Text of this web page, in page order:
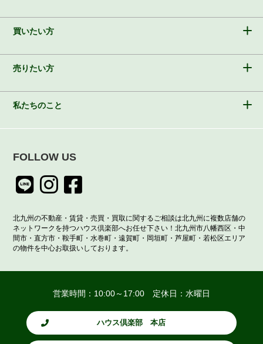
買いたい方
売りたい方
私たちのこと
FOLLOW US
北九州の不動産・賃貸・売買・買取に関するご相談は北九州に複数店舗の
ネットワークを持つハウス倶楽部へお任せ下さい！北九州市八幡西区・中
間市・直方市・鞍手町・水巻町・遠賀町・岡垣町・芦屋町・若松区エリア
の物件を中心お取扱いしております。
営業時間：10:00～17:00 定休日：水曜日
ハウス倶楽部 本店